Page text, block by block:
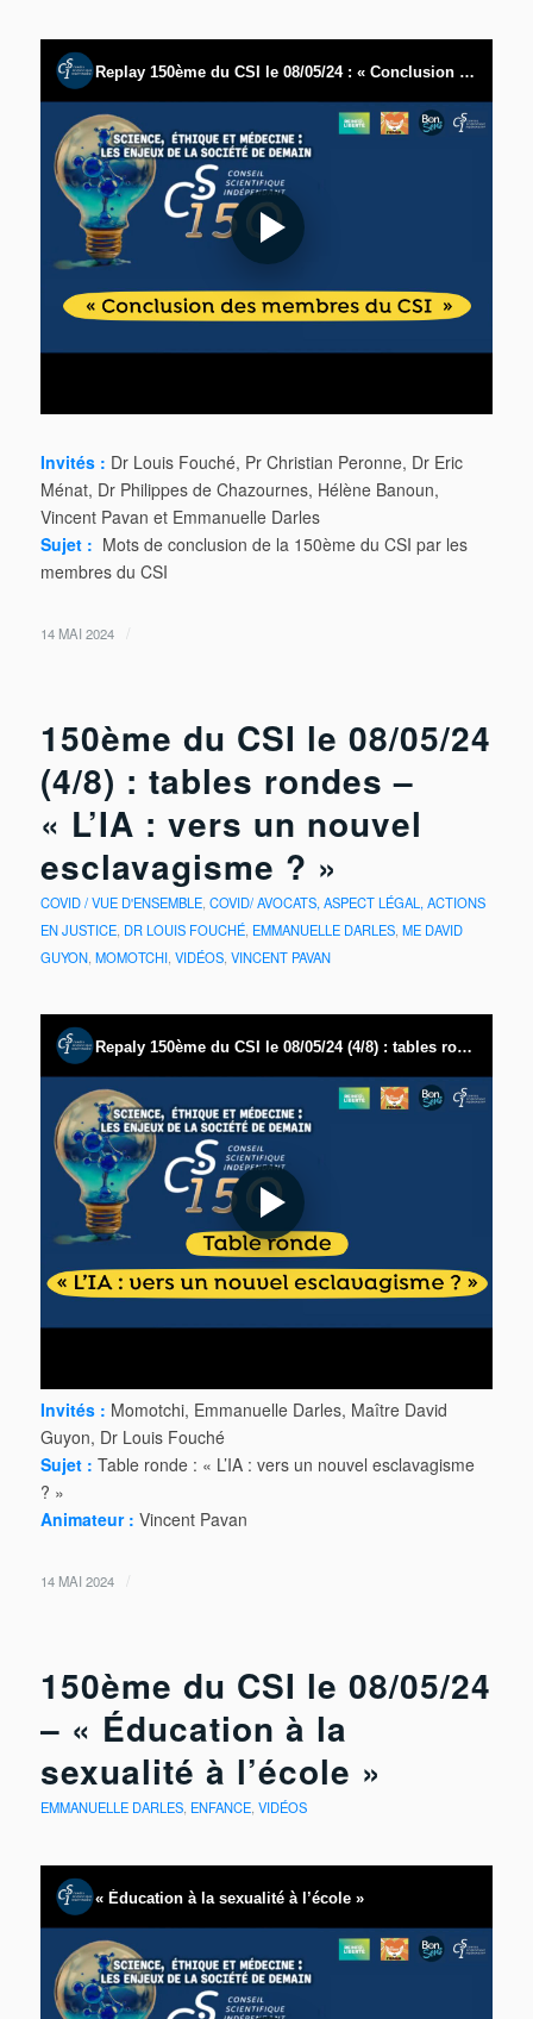
Invités : Dr Louis Fouché, Pr Christian Peronne, Dr Eric
Ménat, Dr Philippes de Chazournes, Hélène Banoun,
Vincent Pavan et Emmanuelle Darles
Sujet : Mots de conclusion de la 150ème du CSI par les
membres du CSI
14 MAI 2024 /
150ème du CSI le 08/05/24
(4/8) : tables rondes –
« L’IA : vers un nouvel
esclavagisme ? »
COVID / VUE D'ENSEMBLE, COVID/ AVOCATS, ASPECT LÉGAL, ACTIONS
EN JUSTICE, DR LOUIS FOUCHÉ, EMMANUELLE DARLES, ME DAVID
GUYON, MOMOTCHI, VIDÉOS, VINCENT PAVAN
Invités : Momotchi, Emmanuelle Darles, Maître David
Guyon, Dr Louis Fouché
Sujet : Table ronde : « L’IA : vers un nouvel esclavagisme
? »
Animateur : Vincent Pavan
14 MAI 2024 /
150ème du CSI le 08/05/24
– « Éducation à la
sexualité à l’école »
EMMANUELLE DARLES, ENFANCE, VIDÉOS